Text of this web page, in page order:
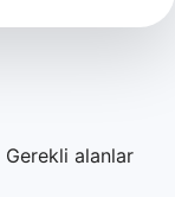
Gerekli alanlar